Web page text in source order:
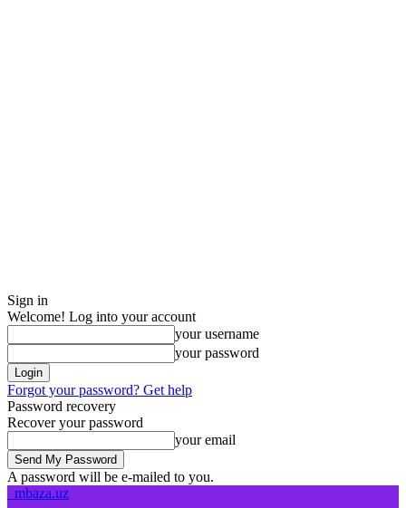
Sign in
Welcome! Log into your account
your username
your password
Forgot your password? Get help
Password recovery
Recover your password
your email
A password will be e-mailed to you.
mbaza.uz